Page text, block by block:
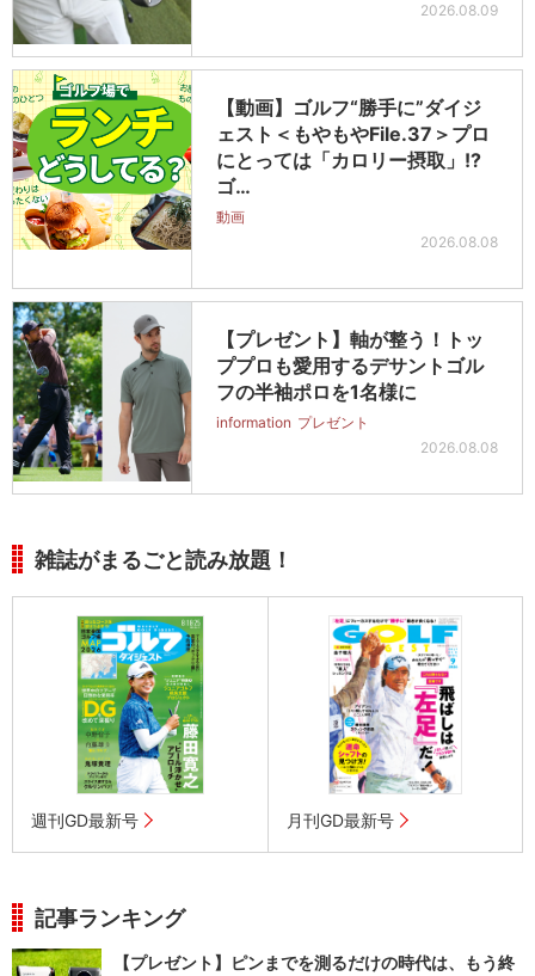
2026.08.09
【動画】ゴルフ“勝手に”ダイジ
ェスト＜もやもやFile.37＞プロ
にとっては「カロリー摂取」!?
ゴ…
動画
2026.08.08
【プレゼント】軸が整う！トッ
ププロも愛用するデサントゴル
フの半袖ポロを1名様に
information プレゼント
2026.08.08
雑誌がまるごと読み放題！
週刊GD最新号 月刊GD最新号
記事ランキング
【プレゼント】ピンまでを測るだけの時代は、もう終